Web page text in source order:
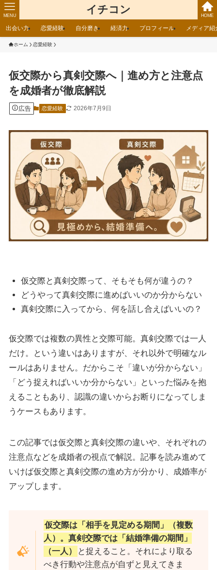
イチコン HOME
MENU
出会い力 恋愛経験 自分磨き 経済力 プロフィール メディア紹
ホーム 恋愛経験
仮交際から真剣交際へ｜進め方と注意点
を成婚者が徹底解説
広告 恋愛経験 2026年7月9日
仮交際と真剣交際って、そもそも何が違うの？
どうやって真剣交際に進めばいいのか分からない
真剣交際に入ってから、何を話し合えばいいの？
仮交際では複数の異性と交際可能。真剣交際では一人
だけ。という違いはありますが、それ以外で明確なル
ールはありません。だからこそ「違いが分からない」
「どう捉えればいいか分からない」といった悩みを抱
えることもあり、認識の違いからお断りになってしま
うケースもあります。
この記事では仮交際と真剣交際の違いや、それぞれの
注意点などを成婚者の視点で解説。記事を読み進めて
いけば仮交際と真剣交際の進め方が分かり、成婚率が
アップします。
仮交際は「相手を見定める期間」（複数
人）。真剣交際では「結婚準備の期間」
（一人）
と捉えること。それにより取る
べき行動や注意点が自ずと見えてきま